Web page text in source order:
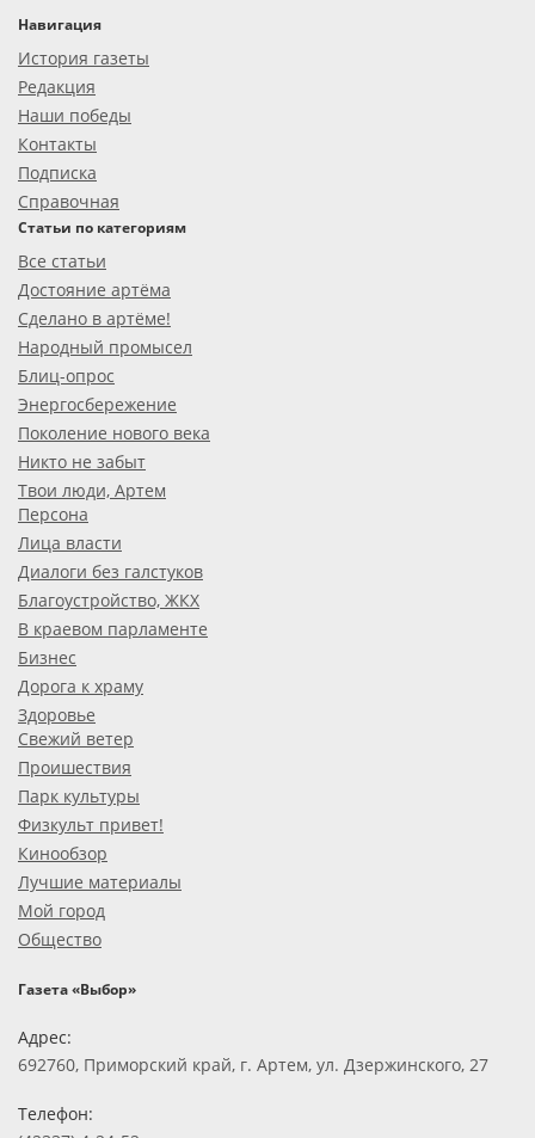
Навигация
История газеты
Редакция
Наши победы
Контакты
Подписка
Справочная
Статьи по категориям
Все статьи
Достояние артёма
Сделано в артёме!
Народный промысел
Блиц-опрос
Энергосбережение
Поколение нового века
Никто не забыт
Твои люди, Артем
Персона
Лица власти
Диалоги без галстуков
Благоустройство, ЖКХ
В краевом парламенте
Бизнес
Дорога к храму
Здоровье
Свежий ветер
Проишествия
Парк культуры
Физкульт привет!
Кинообзор
Лучшие материалы
Мой город
Общество
Газета «Выбор»
Адрес:
692760, Приморский край, г. Артем, ул. Дзержинского, 27
Телефон: